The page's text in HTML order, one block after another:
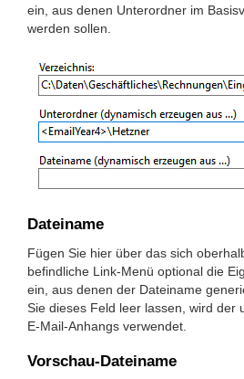
ein, aus denen Unterordner im
werden sollen.
Dateiname
Fügen Sie hier über das sich
befindliche Link-Menü optional die
ein, aus denen der Dateiname
Sie dieses Feld leer lassen, wird der
E-Mail-Anhangs verwendet.
Vorschau-Dateiname